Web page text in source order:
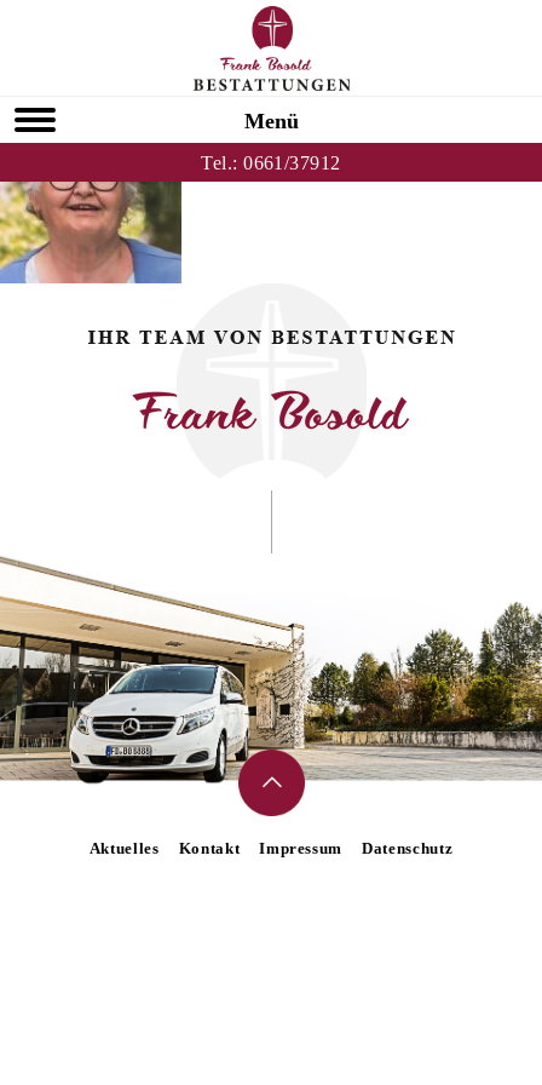
Menü
Tel.:0661/37912
HOMEPAGE
Aktuelles Kontakt Impressum Datenschutz